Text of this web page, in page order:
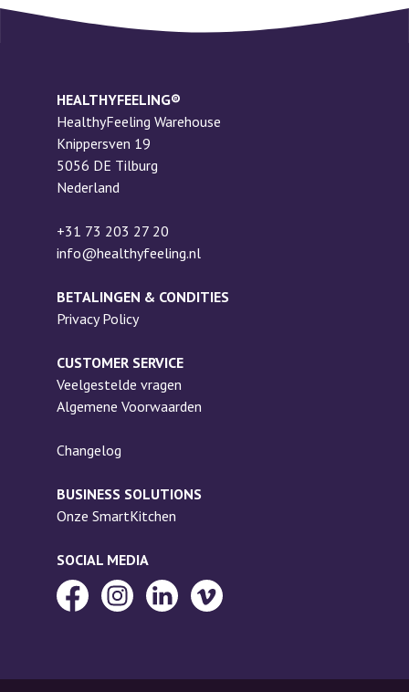
HEALTHYFEELING®
HealthyFeeling Warehouse
Knippersven 19
5056 DE Tilburg
Nederland
+31 73 203 27 20
info@healthyfeeling.nl
BETALINGEN & CONDITIES
Privacy Policy
CUSTOMER SERVICE
Veelgestelde vragen
Algemene Voorwaarden
Changelog
BUSINESS SOLUTIONS
Onze SmartKitchen
SOCIAL MEDIA